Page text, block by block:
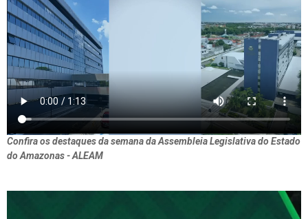
Confira os destaques da semana da Assembleia Legislativa do Estado
do Amazonas - ALEAM